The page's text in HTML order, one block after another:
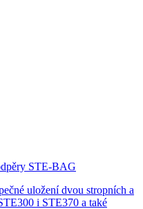
STE-BAG
uložení dvou stropních a
i STE370 a také